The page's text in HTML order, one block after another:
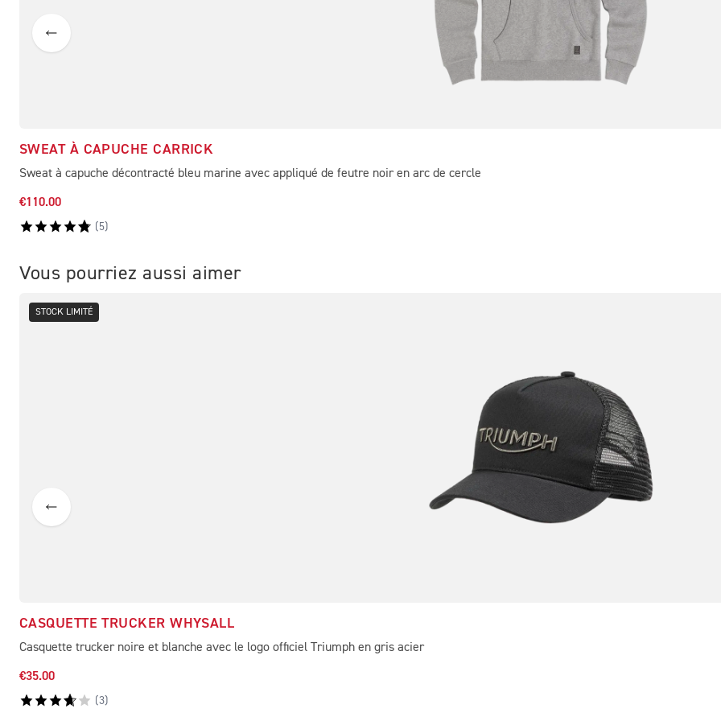
SWEAT À CAPUCHE CARRICK
Sweat à capuche décontracté bleu marine avec appliqué de feutre noir en arc de cercle
€110.00
( 5)
Vous pourriez aussi aimer
STOCK LIMITÉ
CASQUETTE TRUCKER WHYSALL
Casquette trucker noire et blanche avec le logo officiel Triumph en gris acier
€35.00
(3)